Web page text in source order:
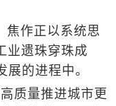
作正以系统思
业遗珠穿珠成
的进程中。
质量推进城市更